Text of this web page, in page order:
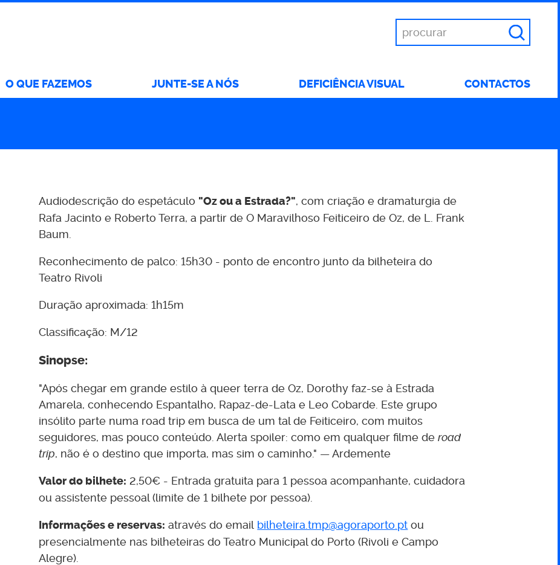
O QUE FAZEMOS JUNTE-SE A NÓS DEFICIÊNCIA VISUAL CONTACTOS
as
Audiodescrição do espetáculo "Oz ou a Estrada?", com criação e dramaturgia de
Rafa Jacinto e Roberto Terra, a partir de O Maravilhoso Feiticeiro de Oz, de L. Frank
Baum.
Reconhecimento de palco: 15h30 - ponto de encontro junto da bilheteira do
Teatro Rivoli
Duração aproximada: 1h15m
Classificação: M/12
Sinopse:
"Após chegar em grande estilo à queer terra de Oz, Dorothy faz-se à Estrada
Amarela, conhecendo Espantalho, Rapaz-de-Lata e Leo Cobarde. Este grupo
insólito parte numa road trip em busca de um tal de Feiticeiro, com muitos
seguidores, mas pouco conteúdo. Alerta spoiler: como em qualquer filme deroad
trip, não é o destino que importa, mas sim o caminho." — Ardemente
Valor do bilhete: 2,50€ - Entrada gratuita para 1 pessoa acompanhante, cuidadora
ou assistente pessoal (limite de 1 bilhete por pessoa).
Informações e reservas: através do email bilheteira.tmp@agoraporto.pt ou
presencialmente nas bilheteiras do Teatro Municipal do Porto (Rivoli e Campo
Alegre).